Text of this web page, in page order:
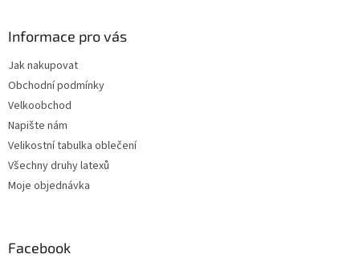
Informace pro vás
Jak nakupovat
Obchodní podmínky
Velkoobchod
Napište nám
Velikostní tabulka oblečení
Všechny druhy latexů
Moje objednávka
Facebook